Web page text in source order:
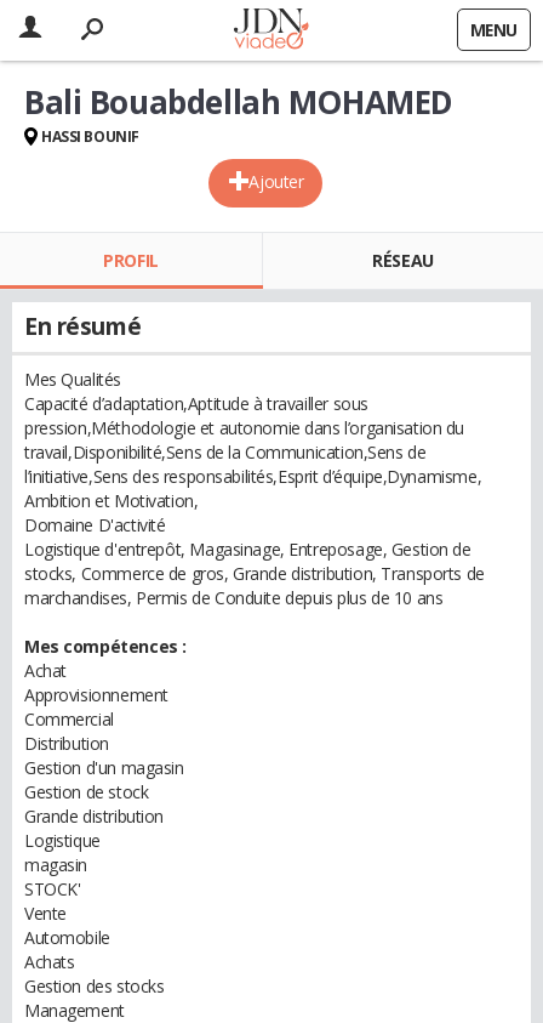
MENU
Ajouter
Bali Bouabdellah MOHAMED
HASSI BOUNIF
PROFIL RÉSEAU
En résumé
Mes Qualités
Capacité d’adaptation,Aptitude à travailler sous
pression,Méthodologie et autonomie dans l’organisation du
travail,Disponibilité,Sens de la Communication,Sens de
l’initiative,Sens des responsabilités,Esprit d’équipe,Dynamisme,
Ambition et Motivation,
Domaine D'activité
Logistique d'entrepôt, Magasinage, Entreposage, Gestion de
stocks, Commerce de gros, Grande distribution, Transports de
marchandises, Permis de Conduite depuis plus de 10 ans
Mes compétences :
Achat
Approvisionnement
Commercial
Distribution
Gestion d'un magasin
Gestion de stock
Grande distribution
Logistique
magasin
STOCK'
Vente
Automobile
Achats
Gestion des stocks
Management